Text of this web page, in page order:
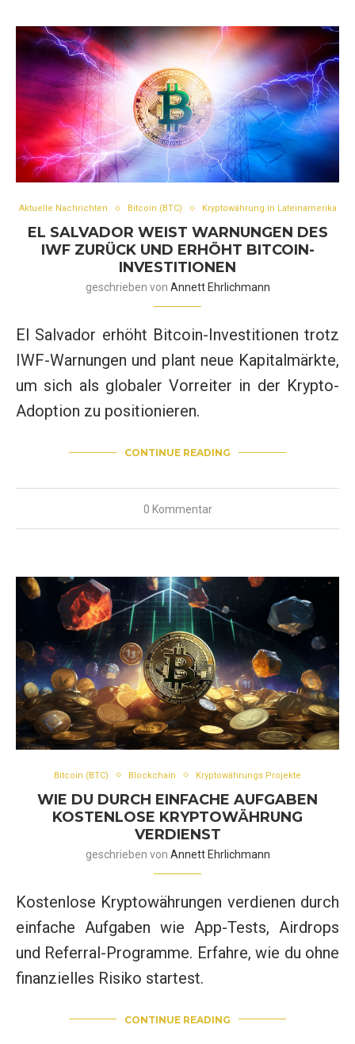
Aktuelle Nachrichten Bitcoin (BTC) Kryptowährung in Lateinamerika
EL SALVADOR WEIST WARNUNGEN DES
IWF ZURÜCK UND ERHÖHT BITCOIN-
INVESTITIONEN
geschrieben von Annett Ehrlichmann
El Salvador erhöht Bitcoin-Investitionen trotz
IWF-Warnungen und plant neue Kapitalmärkte,
um sich als globaler Vorreiter in der Krypto-
Adoption zu positionieren.
CONTINUE READING
0 Kommentar
Bitcoin (BTC) Blockchain Kryptowährungs Projekte
WIE DU DURCH EINFACHE AUFGABEN
KOSTENLOSE KRYPTOWÄHRUNG
VERDIENST
geschrieben von Annett Ehrlichmann
Kostenlose Kryptowährungen verdienen durch
einfache Aufgaben wie App-Tests, Airdrops
und Referral-Programme. Erfahre, wie du ohne
finanzielles Risiko startest.
CONTINUE READING